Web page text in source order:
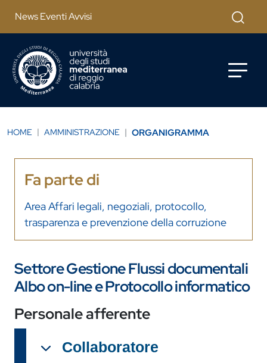
News Eventi Avvisi Cerca
HOME AMMINISTRAZIONE ORGANIGRAMMA
Fa parte di
Area Affari legali, negoziali, protocollo,
trasparenza e prevenzione della corruzione
Settore Gestione Flussi documentali
Albo on-line e Protocollo informatico
Personale afferente
Collaboratore